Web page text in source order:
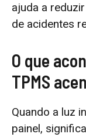
ajuda a
de acidentes
O que
TPMS
Quando a luz
painel,